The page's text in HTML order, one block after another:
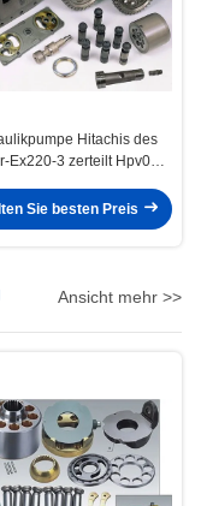
Hitachis des
Ex220-3 zerteilt Hpv091
Sie besten Preis
Ansicht mehr >>